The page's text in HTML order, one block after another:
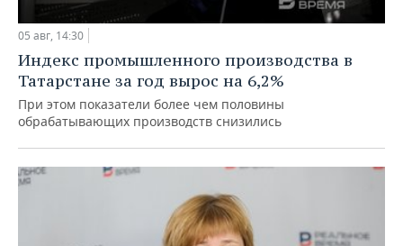
05 авг, 14:30
Индекс промышленного производства в
Татарстане за год вырос на 6,2%
При этом показатели более чем половины
обрабатывающих производств снизились